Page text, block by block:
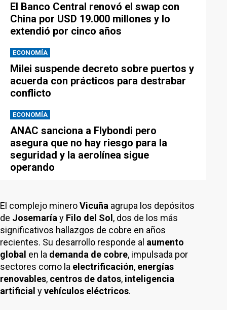
El Banco Central renovó el swap con
China por USD 19.000 millones y lo
extendió por cinco años
ECONOMÍA
Milei suspende decreto sobre puertos y
acuerda con prácticos para destrabar
conflicto
ECONOMÍA
ANAC sanciona a Flybondi pero
asegura que no hay riesgo para la
seguridad y la aerolínea sigue
operando
El complejo mineroVicuña agrupa los depósitos
de Josemaría y Filo del Sol , dos de los más
significativos hallazgos de cobre en años
recientes. Su desarrollo responde al aumento
global en la demanda de cobre, impulsada por
sectores como la electrificación, energías
renovables, centros de datos, inteligencia
artificial yvehículos eléctricos.